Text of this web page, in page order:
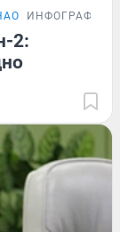
ИНФОГРАФИКА
2: